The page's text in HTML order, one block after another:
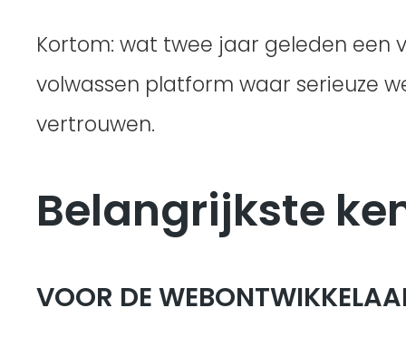
Kortom: wat twee jaar geleden een
volwassen platform waar serieuze
vertrouwen.
Belangrijkste
VOOR DE